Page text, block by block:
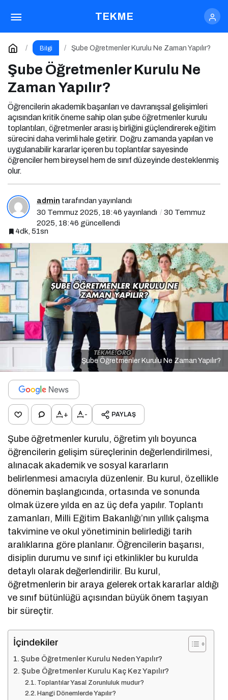
TEKME
Bilgi Şube Öğretmenler Kurulu Ne Zaman Yapılır?
Şube Öğretmenler Kurulu Ne
Zaman Yapılır?
Öğrencilerin akademik başarıları ve davranışsal gelişimleri
açısından kritik öneme sahip olan şube öğretmenler kurulu
toplantıları, öğretmenler arası iş birliğini güçlendirerek eğitim
sürecini daha verimli hale getirir. Doğru zamanda yapılan ve
uygulanabilir kararlar içeren bu toplantılar sayesinde
öğrenciler hem bireysel hem de sınıf düzeyinde desteklenmiş
olur.
admin tarafından yayınlandı
30 Temmuz 2025, 18:46 yayınlandı
30 Temmuz
2025, 18:46 güncellendi
4dk, 51sn
Şube Öğretmenler Kurulu Ne Zaman Yapılır?
+ - PAYLAŞ
Şube öğretmenler kurulu, öğretim yılı boyunca
öğrencilerin gelişim süreçlerinin değerlendirilmesi,
alınacak akademik ve sosyal kararların
belirlenmesi amacıyla düzenlenir. Bu kurul, özellikle
dönemin başlangıcında, ortasında ve sonunda
olmak üzere yılda en az üç defa yapılır. Toplantı
zamanları, Milli Eğitim Bakanlığı’nın yıllık çalışma
takvimine ve okul yönetiminin belirlediği tarih
aralıklarına göre planlanır. Öğrencilerin başarısı,
disiplin durumu ve sınıf içi etkinlikler bu kurulda
detaylı olarak değerlendirilir. Bu kurul,
öğretmenlerin bir araya gelerek ortak kararlar aldığı
ve sınıf bütünlüğü açısından büyük önem taşıyan
bir süreçtir.
İçindekiler
Şube Öğretmenler Kurulu Neden Yapılır?
Şube Öğretmenler Kurulu Kaç Kez Yapılır?
Toplantılar Yasal Zorunluluk mudur?
Hangi Dönemlerde Yapılır?
Şube Öğretmenler Kurulu Ne Zaman Yapılır?
Yorum Yap